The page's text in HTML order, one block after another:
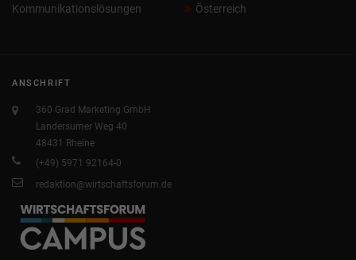
Kommunikationslösungen
Österreich
ANSCHRIFT
360 Grad Marketing GmbH
Landersumer Weg 40
48431 Rheine
(+49) 5971 92164-0
redaktion@wirtschaftsforum.de